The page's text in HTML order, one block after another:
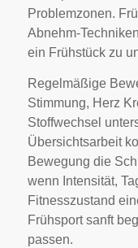
Problemzonen.
Abnehm-
ein Frühstück zu
Regelmäßige
Stimmung, Herz
Stoffwechsel
Übersichtsarbeit
Bewegung die
wenn Intensität,
Fitnesszustand
Frühsport sanft
passen.